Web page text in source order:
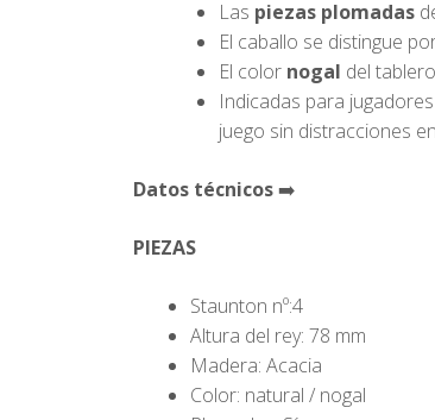
Las piezas plomadas
El caballo se distingue
El color nogal del
Indicadas para
juego sin distracciones
Datos técnicos➡️
PIEZAS
Staunton nº:4
Altura del rey: 78 mm
Madera: Acacia
Color: natural / nogal